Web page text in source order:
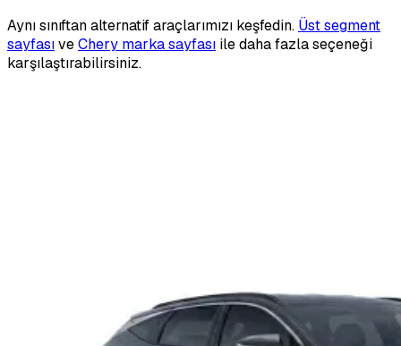
Aynı sınıftan alternatif araçlarımızı keşfedin. Üst segment
sayfasıveChery marka sayfası ile daha fazla seçeneği
karşılaştırabilirsiniz.